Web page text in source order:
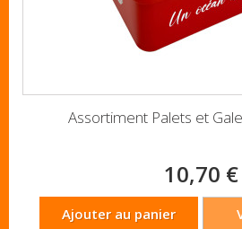
Assortiment Palets et
10,70 €
Ajouter au panier